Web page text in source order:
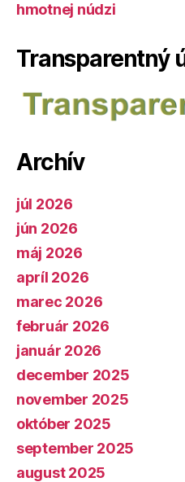
hmotnej núdzi
Transparentný
Archív
júl 2026
jún 2026
máj 2026
apríl 2026
marec 2026
február 2026
január 2026
december 2025
november 2025
október 2025
september 2025
august 2025